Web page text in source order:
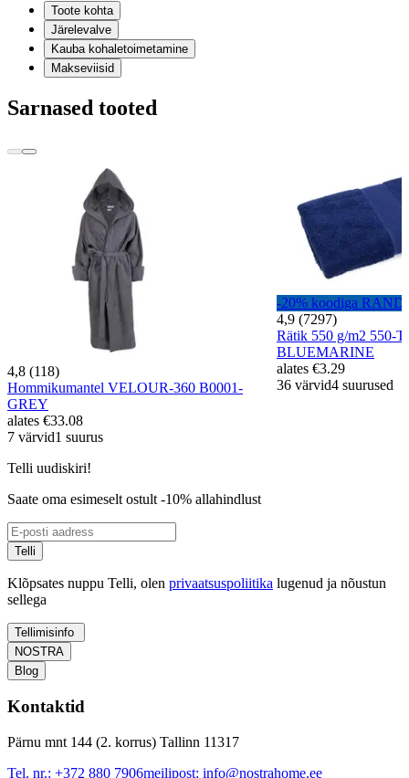
Toote kohta
Järelevalve
Kauba kohaletoimetamine
Makseviisid
Sarnased tooted
4,8 (118)
Hommikumantel VELOUR-360 B0001-
GREY
alates €33.08
7 värvid1 suurus
-20% koodiga RAND
4,9 (7297)
Rätik 550 g/m2 550-
BLUEMARINE
alates €3.29
36 värvid4 suurused
Telli uudiskiri!
Saate oma esimeselt ostult -10% allahindlust
Telli
Klõpsates nuppu Telli, olen privaatsuspoliitika lugenud ja nõustun
sellega
Tellimisinfo
NOSTRA
Blog
Kontaktid
Pärnu mnt 144 (2. korrus) Tallinn 11317
Tel. nr.: +372 880 7906meilipost: info@nostrahome.ee